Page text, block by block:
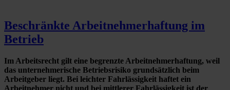
Beschränkte Arbeitnehmerhaftung im
Betrieb
Im Arbeitsrecht gilt eine begrenzte Arbeitnehmerhaftung, weil
das unternehmerische Betriebsrisiko grundsätzlich beim
Arbeitgeber liegt. Bei leichter Fahrlässigkeit haftet ein
Arbeitnehmer nicht und bei mittlerer Fahrlässigkeit ist der